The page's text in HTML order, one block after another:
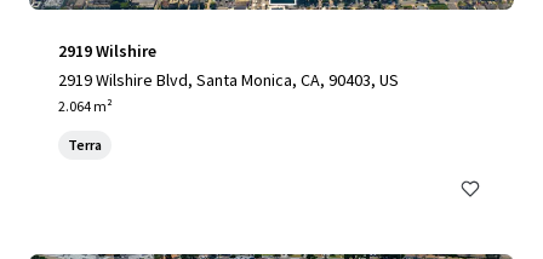
2919 Wilshire
2919 Wilshire Blvd, Santa Monica, CA, 90403, US
2.064 m²
Terra